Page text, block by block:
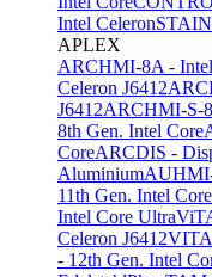
Intel Celeron
APLEX
ARCHMI-8A -
Celeron J6412
J6412ARCHMI-S-
8th Gen. Intel Core
CoreARCDIS -
Aluminium
11th Gen. Intel
Intel Core Ultra
Celeron J6412
- 12th Gen. Intel